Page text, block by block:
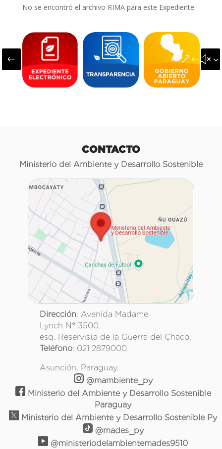
No se encontró el archivo RIMA para este Expediente.
#
CONTACTO
Ministerio del Ambiente y Desarrollo Sostenible
Dirección: Avenida Madame
Lynch N° 3500.
esq. Reservista de la Guerra del Chaco.
Teléfono: 021 2879000
Asunción, Paraguay.
@mambiente_py
Ministerio del Ambiente y Desarrollo Sostenible
Paraguay
Ministerio del Ambiente y Desarrollo Sostenible Py
@mades_py
@ministeriodelambientemades9510